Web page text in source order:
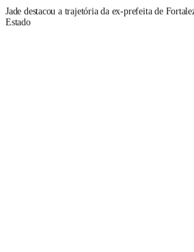
Jade destacou a trajetória da ex-prefeita de
Estado